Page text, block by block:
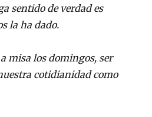
sentido de verdad es
la ha dado.
misa los domingos, ser
cotidianidad como